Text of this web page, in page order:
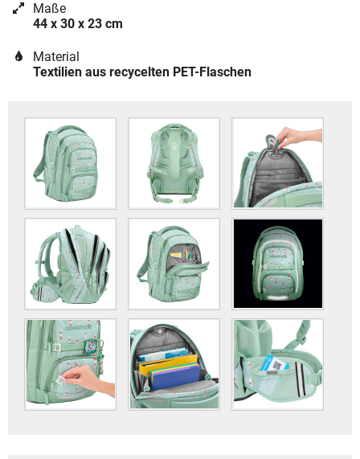
Maße
44 x 30 x 23 cm
Material
Textilien aus recycelten PET-Flaschen